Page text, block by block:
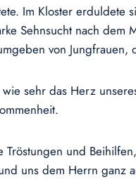
Im Kloster
Sehnsucht nach
von
sehr das Herz
und
uns dem Herrn